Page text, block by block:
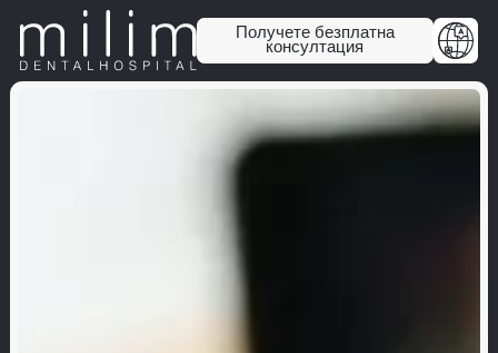
Получете безплатна
консултация